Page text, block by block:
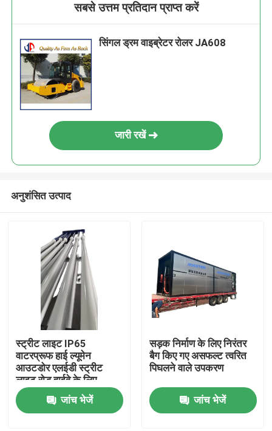
सबसे उत्तम प्रतिदान प्राप्त करें
सिंगल ड्रम वाइब्रेटर रोलर JA608
जारी रखें
अनुशंसित उत्पाद
स्ट्रीट लाइट IP65
वाटरप्रूफ हाई ल्यूमेन
आउटडोर एलईडी स्ट्रीट
लाइट रोड हाईवे के लिए
जांच भेजें
सड़क निर्माण के लिए निरंतर
बैग किए गए असफल्ट त्वरित
पिघलने वाले उपकरण
जांच भेजें